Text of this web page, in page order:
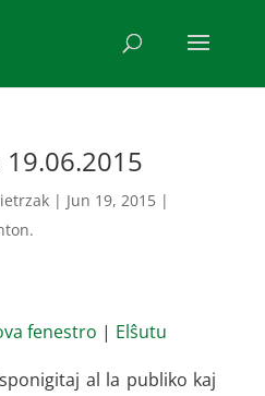
19.06.2015
| Jun 19, 2015|
fenestro | Elŝutu
al la publiko kaj